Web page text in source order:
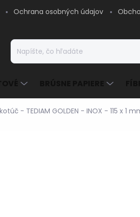
Ochrana osobných údajov
- TEDIAM GOLDEN - INOX - 115 x 1